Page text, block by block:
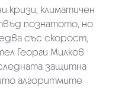
кризи, климатичен
познатото, но
със скорост,
Георги Милков
защитна
алгоритмите